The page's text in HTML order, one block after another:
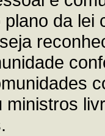
da lei
ministros